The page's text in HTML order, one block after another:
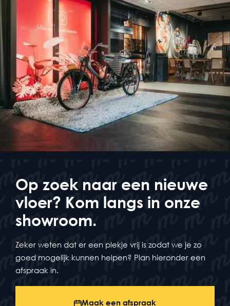
Op zoek naar een nieuwe
vloer? Kom langs in onze
showroom.
Zeker weten dat er een plekje vrij is zodat we je zo
goed mogelijk kunnen helpen? Plan hieronder een
afspraak in.
Maak een afspraak